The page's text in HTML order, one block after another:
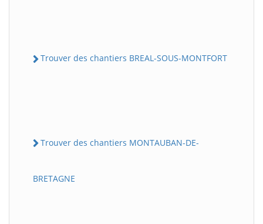
Trouver des chantiers BREAL-SOUS-MONTFORT
Trouver des chantiers MONTAUBAN-DE-
BRETAGNE